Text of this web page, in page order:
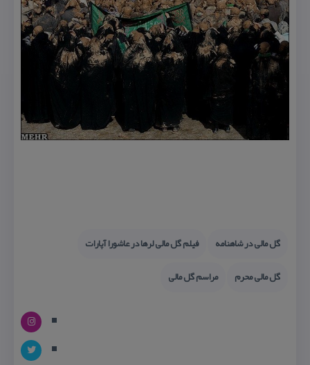
گل مالی در شاهنامه
فیلم گل مالی لرها در عاشورا آپارات
گل مالی محرم
مراسم گل مالی